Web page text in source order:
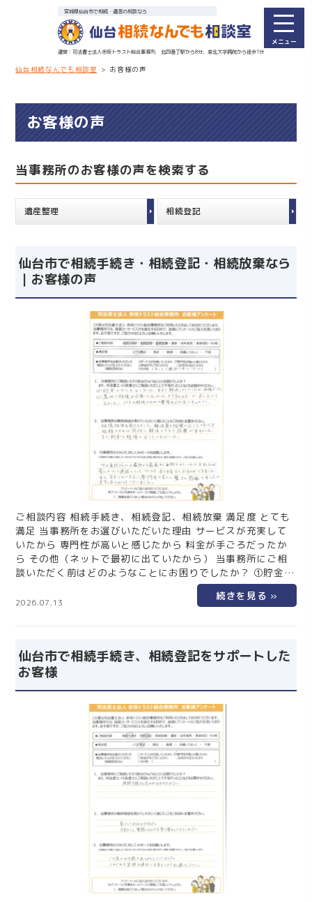
宮城県仙台市で相続・遺言の相談なら
司法書士法人赤坂トラスト総合事務所 北四番丁駅から8分、東北大学病院から徒歩1分
仙台相続なんでも相談室 > お客様の声
お客様の声
当事務所のお客様の声を検索する
遺産整理 相続登記
仙台市で相続手続き・相続登記・相続放棄なら
｜お客様の声
ご相談内容 相続手続き、相続登記、相続放棄 満足度 とても
満足 当事務所をお選びいただいた理由 サービスが充実して
いたから 専門性が高いと感じたから 料金が手ごろだったか
ら その他（ネットで最初に出ていたから） 当事務所にご相
談いただく前はどのようなことにお困りでしたか？ ①貯金が
おろせなくなった。自分で解決しようとしたが無理だった。
②農地の相続が必要になったが、どうすれば良いか、全くわ
明確に示して…
2026.07.13
仙台市で相続手続き、相続登記をサポートした
お客様